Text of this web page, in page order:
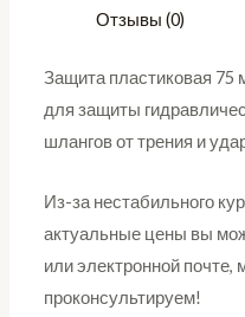
Отзывы (0)
Защита пластиковая 75
для защиты
шлангов от трения и
Из-за нестабильного
актуальные цены вы
или электронной почте,
проконсультируем!